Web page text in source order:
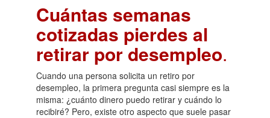
Cuántas semanas
cotizadas pierdes al
retirar por desempleo.
Cuando una persona solicita un retiro por
desempleo, la primera pregunta casi siempre es la
misma: ¿cuánto dinero puedo retirar y cuándo lo
recibiré? Pero, existe otro aspecto que suele pasar